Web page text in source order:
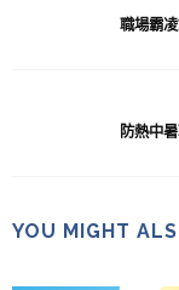
職場霸
防熱中
YOU MIGHT